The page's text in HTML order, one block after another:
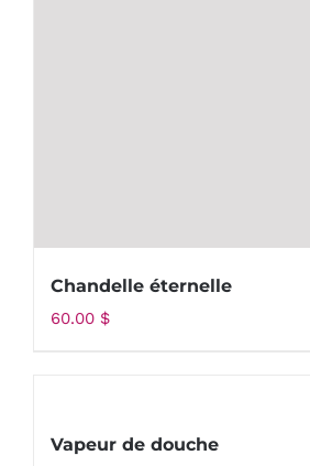
Chandelle éternelle
60.00 $
Vapeur de douche